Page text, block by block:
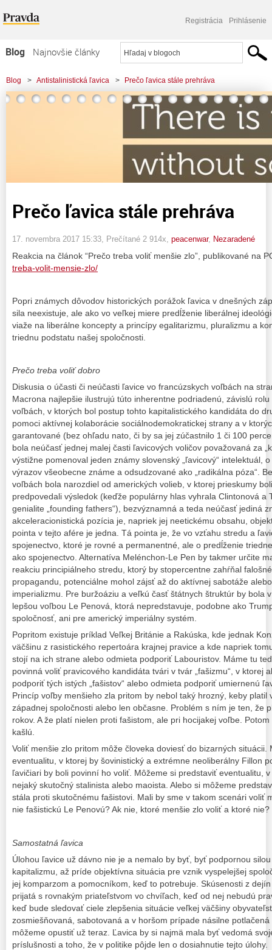
Registrácia Prihlásenie
Blog
Najnovšie články
Najčítanejšie články
Najkomentovanejšie články
Blog > Antistalinistická ľavica > Prečo ľavica stále prehráva
Prečo ľavica stále prehráva
17. novembra 2017 15:33 , Prečítané 2 914x, peacenwar, Nezaradené
Reakcia na článok “Prečo treba voliť menšie zlo”, publikované na
treba-volit-mensie-zlo/
Popri známych dôvodov historických porážok ľavica v dnešných
sila neexistuje, ale ako vo veľkej miere predĺženie liberálnej
viaže na liberálne koncepty a princípy egalitarizmu, pluralizmu a
triednu podstatu našej spoločnosti.
Prečo treba voliť dobro
Diskusia o účasti či neúčasti ľavice vo francúzskych voľbách na
Macrona najlepšie ilustrujú túto inherentne podriadenú, závislú
voľbách, v ktorých bol postup tohto kapitalistického kandidáta do
pomoci aktívnej kolaborácie sociálnodemokratickej strany a v
garantované (bez ohľadu nato, či by sa jej zúčastnilo 1 či 100
bola neúčasť jednej malej časti ľavicových voličov považovaná za
výstižne pomenoval jeden známy slovenský „ľavicový“ intelektuál,
výrazov všeobecne známe a odsudzované ako „radikálna póza“.
voľbách bola narozdiel od amerických volieb, v ktorej prieskumy
predpovedali výsledok (keďže populárny hlas vyhrala Clintonová a
genialite „founding fathers“), bezvýznamná a teda neúčasť jediná
akceleracionistická pozícia je, napriek jej neetickému obsahu,
pointa v tejto afére je jedna. Tá pointa je, že vo vzťahu stredu a
spojenectvo, ktoré je rovné a permanentné, ale o predĺženie
ako spojenectvo. Alternatíva Melénchon-Le Pen by takmer určite
reakciu principiálneho stredu, ktorý by stopercentne zahŕňal
propagandu, potenciálne mohol zájsť až do aktívnej sabotáže
imperializmu. Pre buržoáziu a veľkú časť štátnych štruktúr by bola
lepšou voľbou Le Penová, ktorá nepredstavuje, podobne ako
spoločnosť, ani pre americký imperiálny systém.
Popritom existuje príklad Veľkej Británie a Rakúska, kde jednak
väčšinu z rasistického repertoára krajnej pravice a kde napriek
stojí na ich strane alebo odmieta podporiť Labouristov. Máme tu
povinná voliť pravicového kandidáta tvári v tvár „fašizmu“, v ktorej
podporiť tých istých „fašistov“ alebo odmieta podporiť umiernenú
Princíp voľby menšieho zla pritom by nebol taký hrozný, keby
západnej spoločnosti alebo len občasne. Problém s ním je ten, že
rokov. A že platí nielen proti fašistom, ale pri hocijakej voľbe.
kašlú.
Voliť menšie zlo pritom môže človeka doviesť do bizarných situácii.
eventualitu, v ktorej by šovinistický a extrémne neoliberálny Fillon
ľavičiari by boli povinní ho voliť. Môžeme si predstaviť eventualitu,
nejaký skutočný stalinista alebo maoista. Alebo si môžeme
stála proti skutočnému fašistovi. Mali by sme v takom scenári voliť
nie fašistickú Le Penovú? Ak nie, ktoré menšie zlo voliť a ktoré nie?
Samostatná ľavica
Úlohou ľavice už dávno nie je a nemalo by byť, byť podpornou
kapitalizmu, až príde objektívna situácia pre vznik vyspelejšej
jej komparzom a pomocníkom, keď to potrebuje. Skúsenosti z
prijatá s rovnakým priateľstvom vo chvíľach, keď od nej nebudú
keď bude sledovať ciele zlepšenia situácie veľkej väčšiny
zosmiešňovaná, sabotovaná a v horšom prípade násilne
môžeme opustiť už teraz. Ľavica by si najmä mala byť vedomá
príslušnosti a toho, že v politike pôjde len o dosiahnutie tejto úlohy.